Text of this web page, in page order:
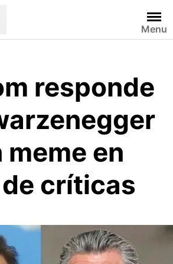
Menu
responde
meme en
críticas